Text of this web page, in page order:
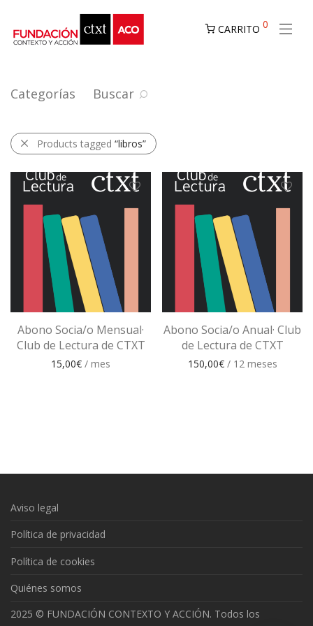
CARRITO 0
Categorías Buscar
Products tagged “libros”
Abono Socia/o Mensual·
Club de Lectura de CTXT
15,00€ / mes
Abono Socia/o Anual· Club
de Lectura de CTXT
150,00€/ 12 meses
Aviso legal
Política de privacidad
Política de cookies
Quiénes somos
2025 © FUNDACIÓN CONTEXTO Y ACCIÓN. Todos los